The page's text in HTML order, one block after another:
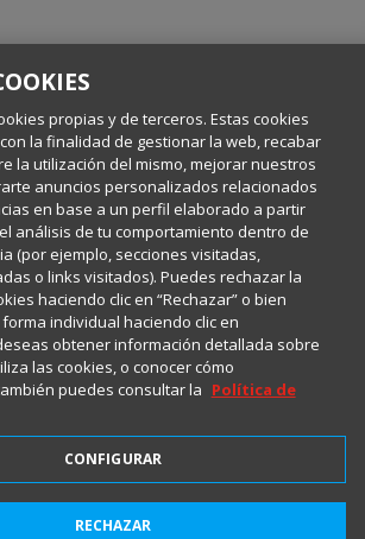
2001-2026 © Copyright
los Derechos Reservados
propias y de terceros. Estas cookies
la finalidad de gestionar la web, recabar
la utilización del mismo, mejorar nuestros
anuncios personalizados relacionados
en base a un perfil elaborado a partir
análisis de tu comportamiento dentro de
(por ejemplo, secciones visitadas,
o links visitados). Puedes rechazar la
haciendo clic en “Rechazar” o bien
individual haciendo clic en
obtener información detallada sobre
las cookies, o conocer cómo
puedes consultar la Política de
CONFIGURAR
RECHAZAR